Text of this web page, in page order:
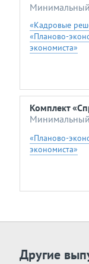
«Кадровые
«Планово-
экономиста»
Комплект
«Планово-
экономиста»
Другие